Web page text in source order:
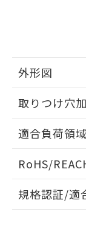
外形図
取りつけ穴
適合負荷領
RoHS/
EU RoHS 注
規格認証/適
用
ものでは
また、
物質の対
欄に対
既に当
してい
り、
す。